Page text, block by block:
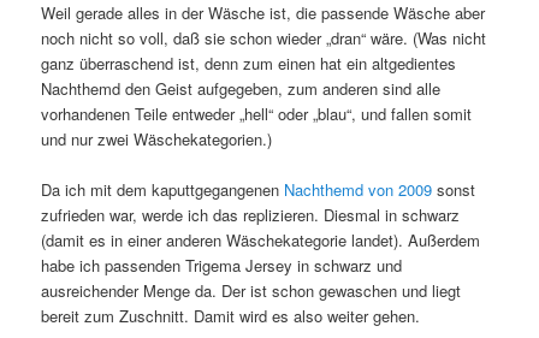
Weil gerade alles in der Wäsche ist, die passende Wäsche aber
noch nicht so voll, daß sie schon wieder „dran“ wäre. (Was nicht
ganz überraschend ist, denn zum einen hat ein altgedientes
Nachthemd den Geist aufgegeben, zum anderen sind alle
vorhandenen Teile entweder „hell“ oder „blau“, und fallen somit
und nur zwei Wäschekategorien.)
Da ich mit dem kaputtgegangenen Nachthemd von 2009 sonst
zufrieden war, werde ich das replizieren. Diesmal in schwarz
(damit es in einer anderen Wäschekategorie landet). Außerdem
habe ich passenden Trigema Jersey in schwarz und
ausreichender Menge da. Der ist schon gewaschen und liegt
bereit zum Zuschnitt. Damit wird es also weiter gehen.